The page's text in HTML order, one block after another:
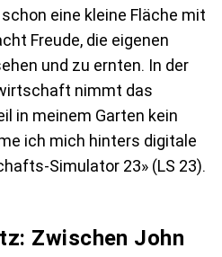
eine kleine Fläche mit
Freude, die eigenen
und zu ernten. In der
nimmt das
in meinem Garten kein
ich mich hinters digitale
Simulator 23» (LS 23).
Zwischen John